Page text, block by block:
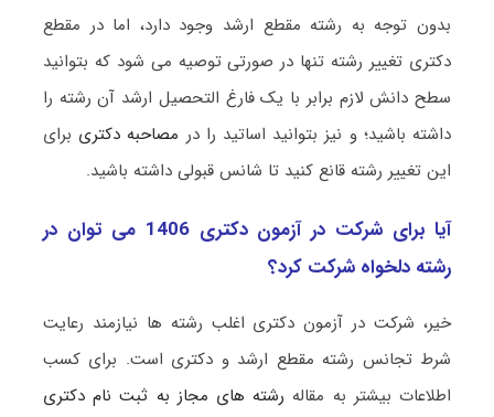
بدون توجه به رشته مقطع ارشد وجود دارد، اما در مقطع
دکتری تغییر رشته تنها در صورتی توصیه می شود که بتوانید
سطح دانش لازم برابر با یک فارغ التحصیل ارشد آن رشته را
داشته باشید؛ و نیز بتوانید اساتید را در مصاحبه دکتری برای
این تغییر رشته قانع کنید تا شانس قبولی داشته باشید.
آیا برای شرکت در آزمون دکتری 1406 می توان در
رشته دلخواه شرکت کرد؟
خیر، شرکت در آزمون دکتری اغلب رشته ها نیازمند رعایت
شرط تجانس رشته مقطع ارشد و دکتری است. برای کسب
اطلاعات بیشتر به مقاله رشته های مجاز به ثبت نام دکتری